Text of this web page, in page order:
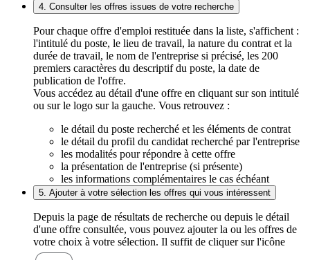
4. Consulter les offres issues de votre recherche
Pour chaque offre d'emploi restituée dans la liste, s'affichent :
l'intitulé du poste, le lieu de travail, la nature du contrat et la
durée de travail, le nom de l'entreprise si précisé, les 200
premiers caractères du descriptif du poste, la date de
publication de l'offre.
Vous accédez au détail d'une offre en cliquant sur son intitulé
ou sur le logo sur la gauche. Vous retrouvez :
le détail du poste recherché et les éléments de contrat
le détail du profil du candidat recherché par l'entreprise
les modalités pour répondre à cette offre
la présentation de l'entreprise (si présente)
les informations complémentaires le cas échéant
5. Ajouter à votre sélection les offres qui vous intéressent
Depuis la page de résultats de recherche ou depuis le détail
d'une offre consultée, vous pouvez ajouter la ou les offres de
votre choix à votre sélection. Il suffit de cliquer sur l'icône